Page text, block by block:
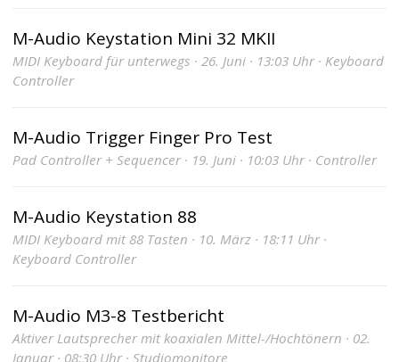
M-Audio Keystation Mini 32 MKII
MIDI Keyboard für unterwegs · 26. Juni · 13:03 Uhr · Keyboard
Controller
M-Audio Trigger Finger Pro Test
Pad Controller + Sequencer · 19. Juni · 10:03 Uhr · Controller
M-Audio Keystation 88
MIDI Keyboard mit 88 Tasten · 10. März · 18:11 Uhr ·
Keyboard Controller
M-Audio M3-8 Testbericht
Aktiver Lautsprecher mit koaxialen Mittel-/Hochtönern · 02.
Januar · 08:30 Uhr · Studiomonitore